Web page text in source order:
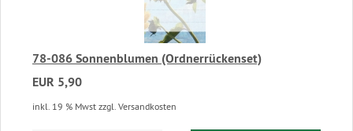
78-086 Sonnenblumen (Ordnerrückenset)
EUR 5,90
inkl. 19 % Mwst zzgl. Versandkosten